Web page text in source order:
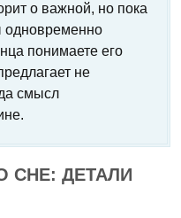
о важной, но пока
одновременно
понимаете его
не
смысл
СНЕ: ДЕТАЛИ